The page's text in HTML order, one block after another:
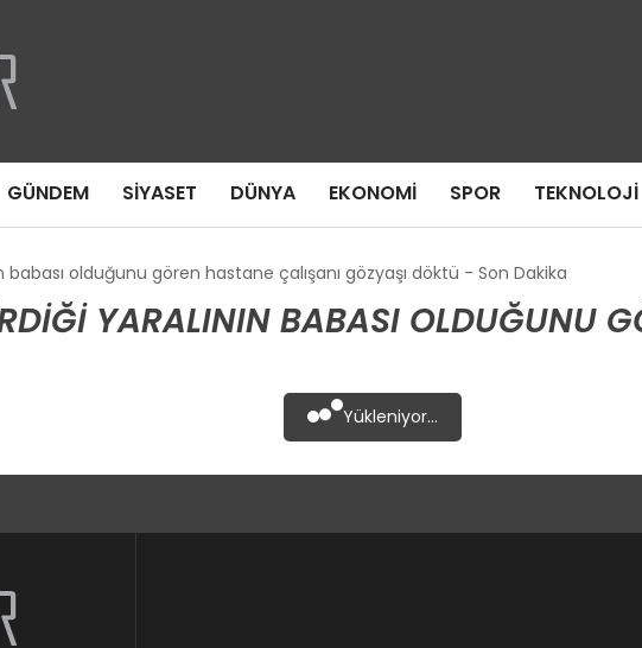
GÜNDEM SIYASET DÜNYA EKONOMI SPOR TEKNOLOJI
olduğunu gören hastane çalışanı gözyaşı döktü - Son Dakika
YARALININ BABASI OLDUĞUNU
Yükleniyor...